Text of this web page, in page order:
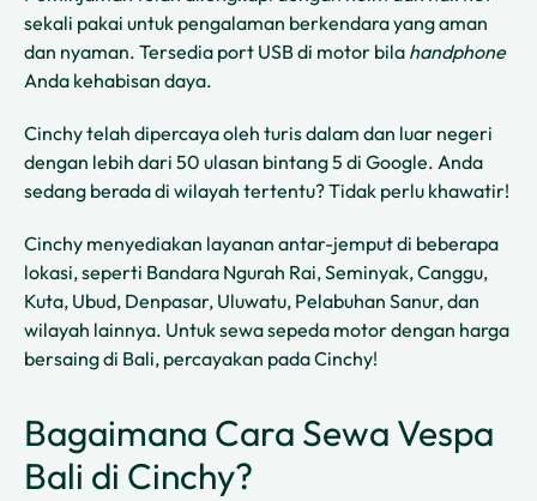
sekali pakai untuk pengalaman berkendara yang aman
dan nyaman. Tersedia port USB di motor bila handphone
Anda kehabisan daya.
Cinchy telah dipercaya oleh turis dalam dan luar negeri
dengan lebih dari 50 ulasan bintang 5 di Google. Anda
sedang berada di wilayah tertentu? Tidak perlu khawatir!
Cinchy menyediakan layanan antar-jemput di beberapa
lokasi, seperti Bandara Ngurah Rai, Seminyak, Canggu,
Kuta, Ubud, Denpasar, Uluwatu, Pelabuhan Sanur, dan
wilayah lainnya. Untuk sewa sepeda motor dengan harga
bersaing di Bali, percayakan pada Cinchy!
Bagaimana Cara Sewa Vespa
Bali di Cinchy?